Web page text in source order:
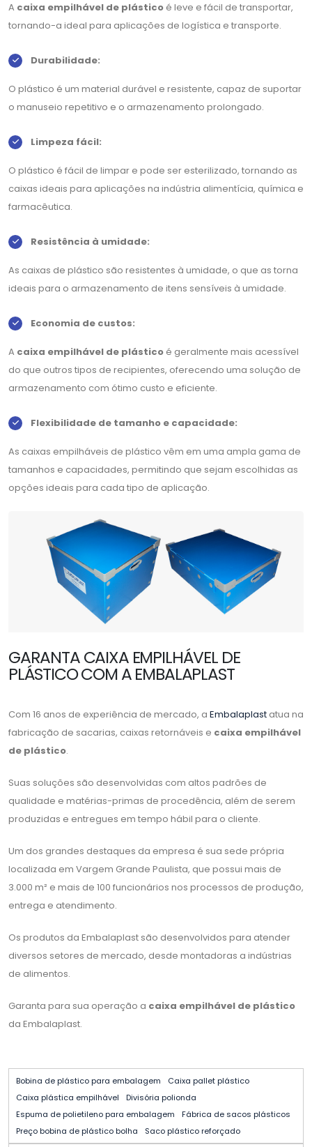
A caixa empilhável de plástico é leve e fácil de transportar,
tornando-a ideal para aplicações de logística e transporte.
Durabilidade:
O plástico é um material durável e resistente, capaz de suportar
o manuseio repetitivo e o armazenamento prolongado.
Limpeza fácil:
O plástico é fácil de limpar e pode ser esterilizado, tornando as
caixas ideais para aplicações na indústria alimentícia, química e
farmacêutica.
Resistência à umidade:
As caixas de plástico são resistentes à umidade, o que as torna
ideais para o armazenamento de itens sensíveis à umidade.
Economia de custos:
A caixa empilhável de plástico é geralmente mais acessível
do que outros tipos de recipientes, oferecendo uma solução de
armazenamento com ótimo custo e eficiente.
Flexibilidade de tamanho e capacidade:
As caixas empilháveis de plástico vêm em uma ampla gama de
tamanhos e capacidades, permitindo que sejam escolhidas as
opções ideais para cada tipo de aplicação.
GARANTA CAIXA EMPILHÁVEL DE
PLÁSTICO COM A EMBALAPLAST
Com 16 anos de experiência de mercado, a Embalaplast atua na
fabricação de sacarias, caixas retornáveis e caixa empilhável
de plástico.
Suas soluções são desenvolvidas com altos padrões de
qualidade e matérias-primas de procedência, além de serem
produzidas e entregues em tempo hábil para o cliente.
Um dos grandes destaques da empresa é sua sede própria
localizada em Vargem Grande Paulista, que possui mais de
3.000 m² e mais de 100 funcionários nos processos de produção,
entrega e atendimento.
Os produtos da Embalaplast são desenvolvidos para atender
diversos setores de mercado, desde montadoras a indústrias
de alimentos.
Garanta para sua operação a caixa empilhável de plástico
da Embalaplast.
Bobina de plástico para embalagem
Caixa pallet plástico
Caixa plástica empilhável
Divisória polionda
Espuma de polietileno para embalagem
Fábrica de sacos plásticos
Preço bobina de plástico bolha
Saco plástico reforçado